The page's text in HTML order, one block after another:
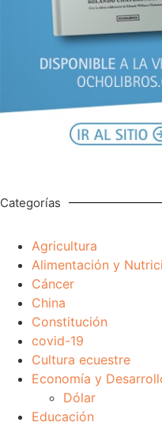
Categorías
Agricultura
Alimentación y
Cáncer
China
Constitución
covid-19
Cultura ecuestre
Economía y
Dólar
Educación